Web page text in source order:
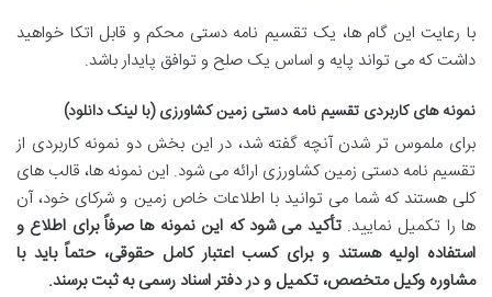
با رعایت این گام ها، یک تقسیم نامه دستی محکم و قابل اتکا خواهید
داشت که می تواند پایه و اساس یک صلح و توافق پایدار باشد.
نمونه های کاربردی تقسیم نامه دستی زمین کشاورزی (با لینک دانلود)
برای ملموس تر شدن آنچه گفته شد، در این بخش دو نمونه کاربردی از
تقسیم نامه دستی زمین کشاورزی ارائه می شود. این نمونه ها، قالب های
کلی هستند که شما می توانید با اطلاعات خاص زمین و شرکای خود، آن
ها را تکمیل نمایید.تأکید می شود که این نمونه ها صرفاً برای اطلاع و
استفاده اولیه هستند و برای کسب اعتبار کامل حقوقی، حتماً باید با
مشاوره وکیل متخصص، تکمیل و در دفتر اسناد رسمی به ثبت برسند.